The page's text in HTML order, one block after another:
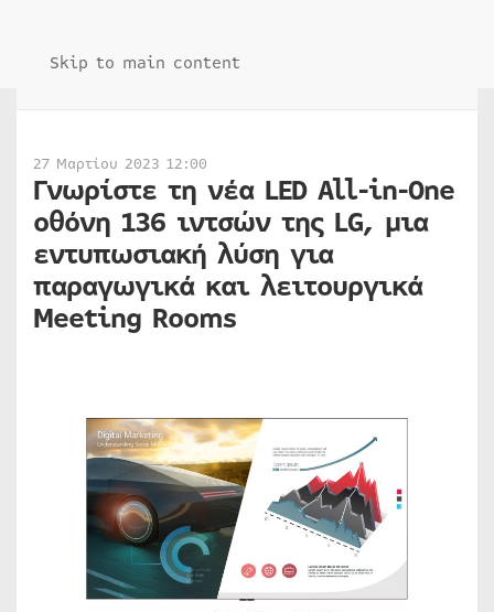
Skip to main content
27 Μαρτίου 2023 12:00
Γνωρίστε τη νέα LED All-in-One
οθόνη 136 ιντσών της LG, μια
εντυπωσιακή λύση για
παραγωγικά και λειτουργικά
Meeting Rooms